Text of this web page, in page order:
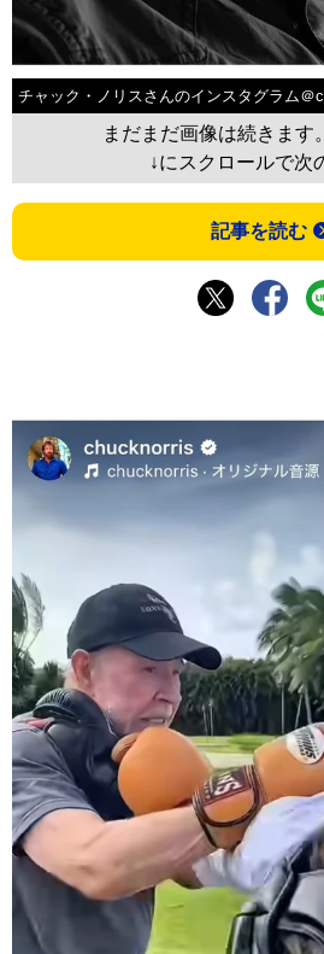
チャック・ノリスさんのインスタグラム＠
まだまだ画像は続きます
↓にスクロールで次
記事を読む